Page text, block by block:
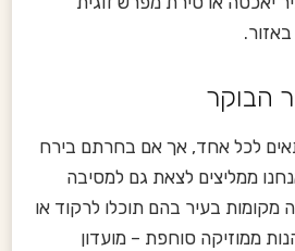
הבוקר
לכל אחד, אך אם בחרתם בירח
ממליצים לצאת גם למסיבה
מקומות בעיר בהם תוכלו לרקוד או
ממוזיקה סוחפת – מועדון